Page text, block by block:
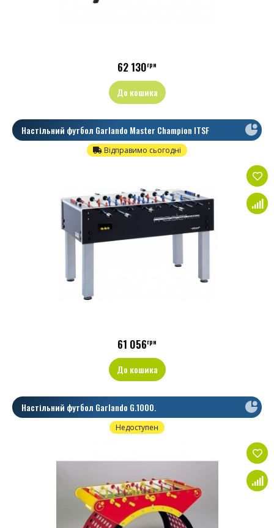
62 130грн
До кошика
Настільний футбол Garlando Master Champion ITSF
Відправимо сьогодні
61 056грн
До кошика
Настільний футбол Garlando G.1000.
Недоступен